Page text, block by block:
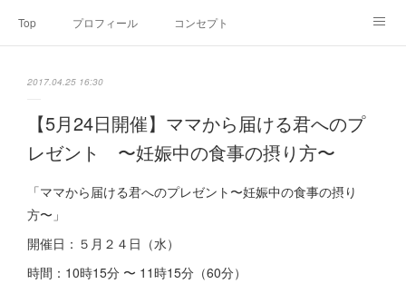
Top プロフィール コンセプト
SNS
2017.04.25 16:30
【5月24日開催】ママから届ける君へのプ
レゼント 〜妊娠中の食事の摂り方〜
「ママから届ける君へのプレゼント〜妊娠中の食事の摂り
方〜」
開催日：５月２４日（水）
時間：10時15分 〜 11時15分（60分）